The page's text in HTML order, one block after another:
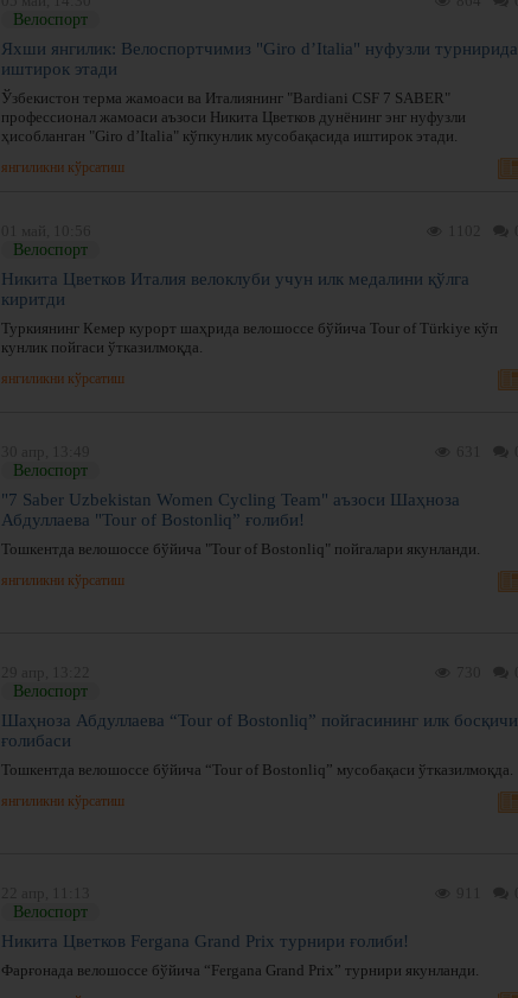
Велоспорт
Яхши янгилик: Велоспортчимиз "Giro d’Italia" нуфузли турнирида
иштирок этади
Ўзбекистон терма жамоаси ва Италиянинг "Bardiani CSF 7 SABER"
профессионал жамоаси аъзоси Никита Цветков дунёнинг энг нуфузли
ҳисобланган "Giro d’Italia" кўпкунлик мусобақасида иштирок этади.
янгиликни кўрсатиш
Велоспорт
Никита Цветков Италия велоклуби учун илк медалини қўлга
киритди
Туркиянинг Кемер курорт шаҳрида велошоссе бўйича Tour of Türkiye кўп
кунлик пойгаси ўтказилмоқда.
янгиликни кўрсатиш
Велоспорт
"7 Saber Uzbekistan Women Cycling Team" аъзоси Шаҳноза
Абдуллаева "Tour of Bostonliq” ғолиби!
Тошкентда велошоссе бўйича "Tour of Bostonliq" пойгалари якунланди.
янгиликни кўрсатиш
Велоспорт
Шаҳноза Абдуллаева “Tour of Bostonliq” пойгасининг илк босқичи
ғолибаси
Тошкентда велошоссе бўйича “Tour of Bostonliq” мусобақаси ўтказилмоқда.
янгиликни кўрсатиш
Велоспорт
Никита Цветков Fergana Grand Prix турнири ғолиби!
Фарғонада велошоссе бўйича “Fergana Grand Prix” турнири якунланди.